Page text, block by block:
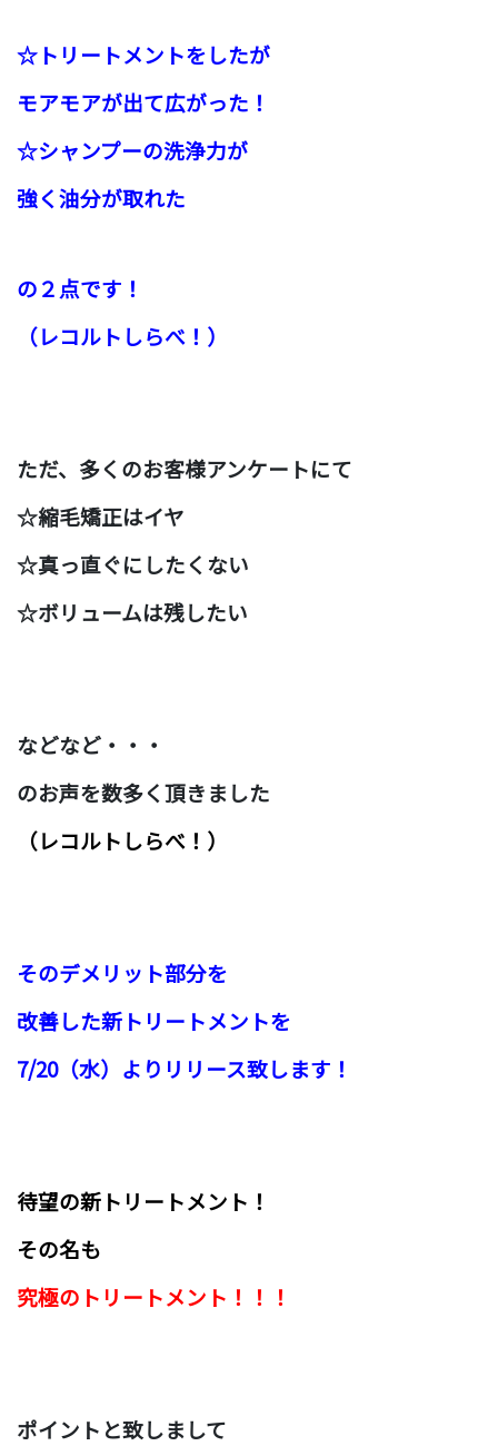
☆トリートメントをしたが
モアモアが出て広がった！
☆シャンプーの洗浄力が
強く油分が取れた
の２点です！
（レコルトしらべ！）
ただ、多くのお客様アンケートにて
☆縮毛矯正はイヤ
☆真っ直ぐにしたくない
☆ボリュームは残したい
などなど・・・
のお声を数多く頂きました
（レコルトしらべ！）
そのデメリット部分を
改善した新トリートメントを
7/20（水）よりリリース致します！
待望の新トリートメント！
その名も
究極のトリートメント！！！
ポイントと致しまして